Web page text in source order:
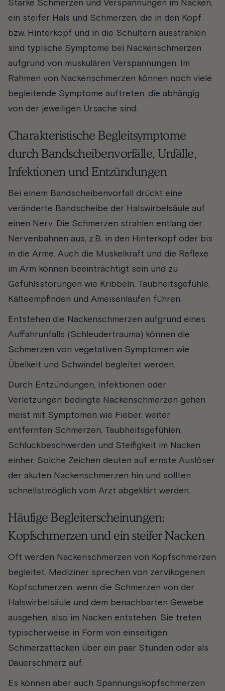
Starke Schmerzen und Verspannungen im Nacken,
ein steifer Hals und Schmerzen, die in den Kopf
bzw. Hinterkopf und in die Schultern ausstrahlen
sind typische Symptome bei Nackenschmerzen
aufgrund von muskulären Verspannungen. Im
Rahmen von Nackenschmerzen können noch viele
begleitende Symptome auftreten, die abhängig
von der jeweiligen Ursache sind.
Charakteristische Begleitsymptome
durch Bandscheibenvorfälle, Unfälle,
Infektionen und Entzündungen
Bei einem Bandscheibenvorfall drückt eine
veränderte Bandscheibe der Halswirbelsäule auf
einen Nerv. Die Schmerzen strahlen entlang der
Nervenbahnen aus, z.B. in den Hinterkopf oder bis
in die Arme. Auch die Muskelkraft und die Reflexe
im Arm können beeinträchtigt sein und zu
Gefühlsstörungen wie Kribbeln, Taubheitsgefühle,
Kälteempfinden und Ameisenlaufen führen.
Entstehen die Nackenschmerzen aufgrund eines
Auffahrunfalls (Schleudertrauma) können die
Schmerzen von vegetativen Symptomen wie
Übelkeit und Schwindel begleitet werden.
Durch Entzündungen, Infektionen oder
Verletzungen bedingte Nackenschmerzen gehen
meist mit Symptomen wie Fieber, weiter
entfernten Schmerzen, Taubheitsgefühlen,
Schluckbeschwerden und Steifigkeit im Nacken
einher. Solche Zeichen deuten auf ernste Auslöser
der akuten Nackenschmerzen hin und sollten
schnellstmöglich vom Arzt abgeklärt werden.
Häufige Begleiterscheinungen:
Kopfschmerzen und ein steifer Nacken
Oft werden Nackenschmerzen von Kopfschmerzen
begleitet. Mediziner sprechen von zervikogenen
Kopfschmerzen, wenn die Schmerzen von der
Halswirbelsäule und dem benachbarten Gewebe
ausgehen, also im Nacken entstehen. Sie treten
typischerweise in Form von einseitigen
Schmerzattacken über ein paar Stunden oder als
Dauerschmerz auf.
Es können aber auch Spannungskopfschmerzen